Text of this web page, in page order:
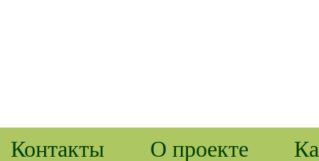
Контакты О проекте